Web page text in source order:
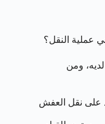
عملية النقل؟
لديه، ومن
على نقل العفش